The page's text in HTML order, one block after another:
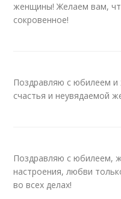
женщины! Желаем вам,
сокровенное!
Поздравляю с юбилеем
счастья и неувядаемой
Поздравляю с юбилеем,
настроения, любви
во всех делах!